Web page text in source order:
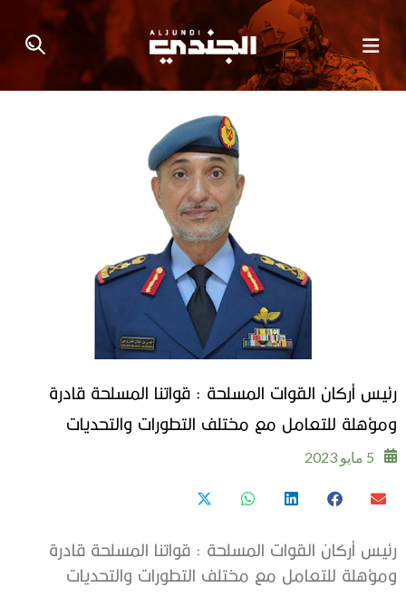
رئيس أركان القوات المسلحة : قواتنا المسلحة قادرة
ومؤهلة للتعامل مع مختلف التطورات والتحديات
5 مايو 2023
رئيس أركان القوات المسلحة : قواتنا المسلحة قادرة
ومؤهلة للتعامل مع مختلف التطورات والتحديات